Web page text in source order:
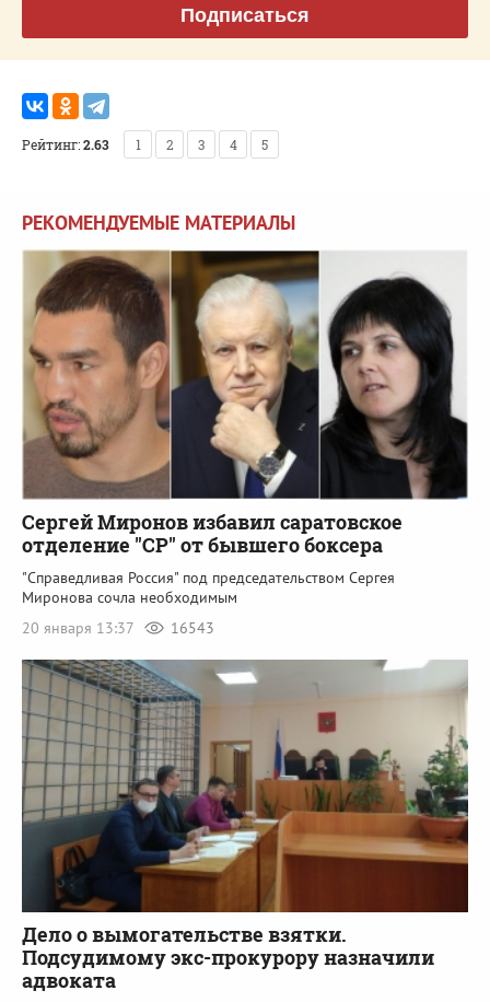
Подписаться
Рейтинг:2.63 1 2 3 4 5
РЕКОМЕНДУЕМЫЕ МАТЕРИАЛЫ
Сергей Миронов избавил саратовское
отделение "СР" от бывшего боксера
"Справедливая Россия" под председательством Сергея
Миронова сочла необходимым
20 января 13:37
16543
Дело о вымогательстве взятки.
Подсудимому экс-прокурору назначили
адвоката